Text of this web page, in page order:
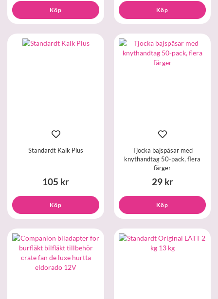
Köp Köp
Standardt Kalk Plus
105 kr
Köp
Tjocka bajspåsar med
knythandtag 50-pack, flera
färger
29 kr
Köp